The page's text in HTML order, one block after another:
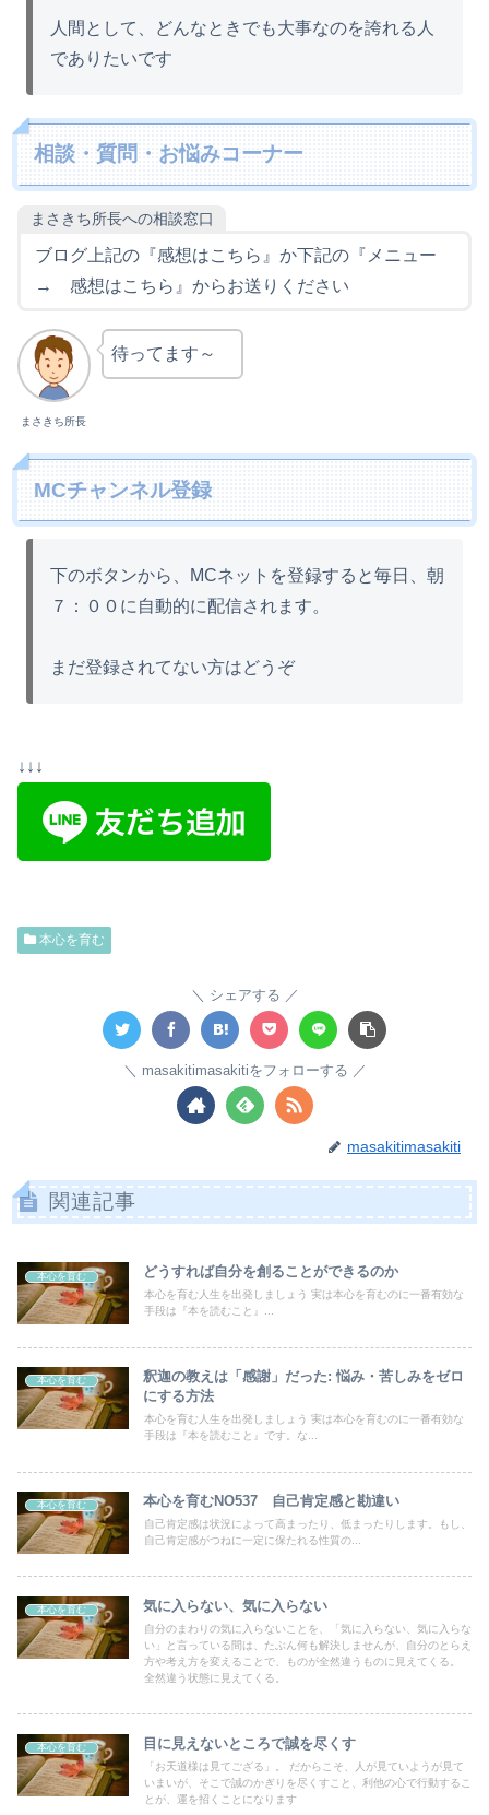
人間として、どんなときでも大事なのを誇れる人
でありたいです
相談・質問・お悩みコーナー
まさきち所長への相談窓口
ブログ上記の『感想はこちら』か下記の『メニュー
→ 感想はこちら』からお送りください
まさきち所長
待ってます～
MCチャンネル登録
下のボタンから、MCネットを登録すると毎日、朝
７：００に自動的に配信されます。
まだ登録されてない方はどうぞ
↓↓↓
本心を育む
シェアする
masakitimasakitiをフォローする
masakitimasakiti
関連記事
本心を育む どうすれば自分を創ることができるのか
本心を育む人生を出発しましょう 実は本心を育むのに一番有効な
手段は『本を読むこと』...
本心を育む
釈迦の教えは「感謝」だった: 悩み・苦しみをゼロ
にする方法
本心を育む人生を出発しましょう 実は本心を育むのに一番有効な
手段は『本を読むこと』です。な...
本心を育む 本心を育むNO537 自己肯定感と勘違い
自己肯定感は状況によって高まったり、低まったりします。もし、
自己肯定感がつねに一定に保たれる性質の...
本心を育む 気に入らない、気に入らない
自分のまわりの気に入らないことを、「気に入らない、気に入らな
い」と言っている間は、たぶん何も解決しませんが、自分のとらえ
方や考え方を変えることで、ものが全然違うものに見えてくる。
全然違う状態に見えてくる。
本心を育む 目に見えないところで誠を尽くす
「お天道様は見てござる」。 だからこそ、人が見ていようが見て
いまいが、そこで誠のかぎりを尽くすこと、利他の心で行動するこ
とが、運を招くことになります